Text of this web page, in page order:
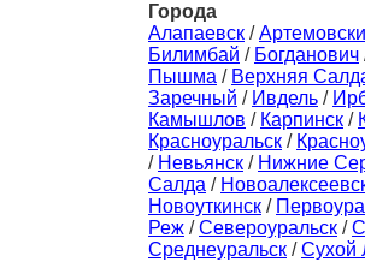
Города
Алапаевск /
Билимбай / Богданович
Пышма / Верхняя
Заречный / Ивдель /
Камышлов / Карпинск /
Красноуральск /
/ Невьянск / Нижние
Салда /
Новоуткинск /
Реж /Североуральск /
Среднеуральск /Сухой